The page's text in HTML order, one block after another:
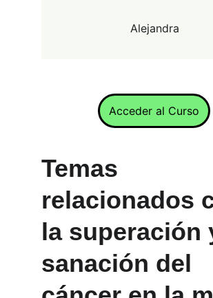
Alejandra
Acceder al Curso
Temas
relacionados
la superación
sanación del